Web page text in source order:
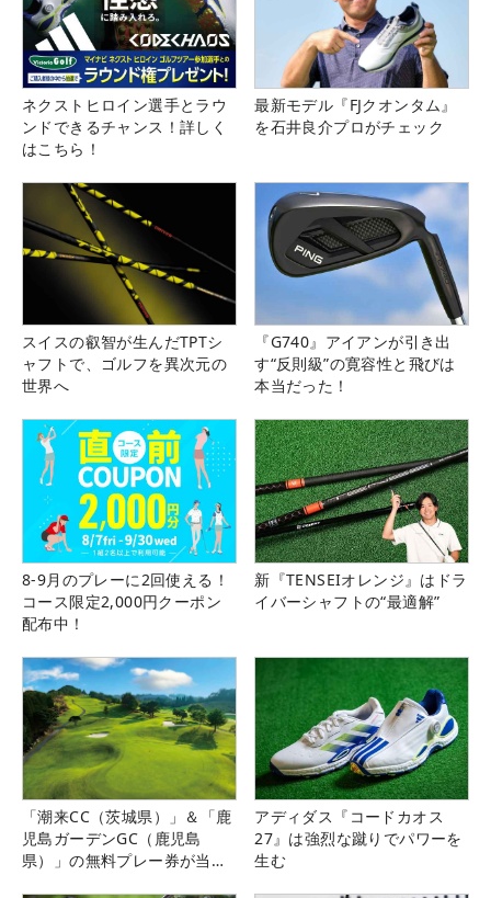
ネクストヒロイン選手とラウ
ンドできるチャンス！詳しく
はこちら！
最新モデル『FJクオンタム』
を石井良介プロがチェック
スイスの叡智が生んだTPTシ
ャフトで、ゴルフを異次元の
世界へ
『G740』アイアンが引き出
す“反則級”の寛容性と飛びは
本当だった！
8-9月のプレーに2回使える！
コース限定2,000円クーポン
配布中！
新『TENSEIオレンジ』はドラ
イバーシャフトの“最適解”
「潮来CC（茨城県）」＆「鹿
児島ガーデンGC（鹿児島
県）」の無料プレー券が当た
アディダス『コードカオス
27』は強烈な蹴りでパワーを
生む